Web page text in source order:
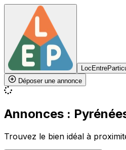
Déposer une annonce
Annonces :
Trouvez le bien idéal à